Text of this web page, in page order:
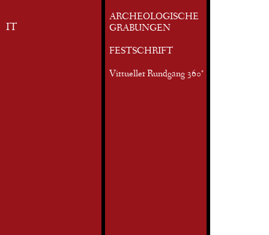
IT
ARCHEOLOGISCHE
GRABUNGEN
FESTSCHRIFT
Virtueller Rundgang 360°